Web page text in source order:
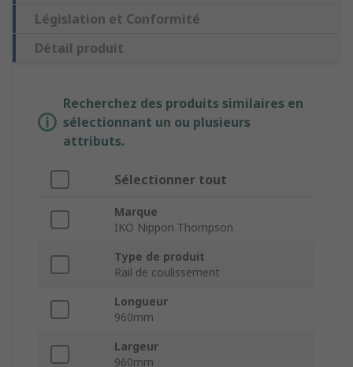
Législation et Conformité
Détail produit
Recherchez des produits similaires en
sélectionnant un ou plusieurs
attributs.
Sélectionner tout
Marque
IKO Nippon Thompson
Type de produit
Rail de coulissement
Longueur
960mm
Largeur
960mm